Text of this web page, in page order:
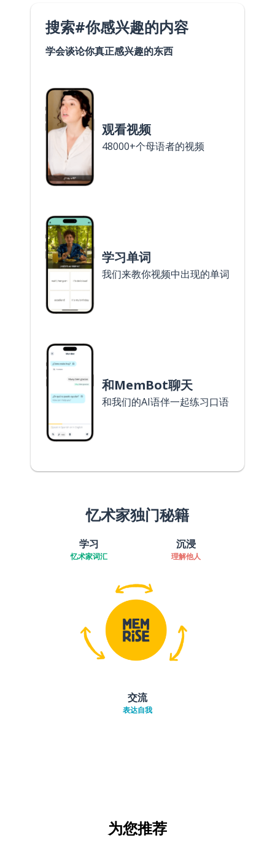
搜索#你感兴趣的内容
学会谈论你真正感兴趣的东西
观看视频
48000+个母语者的视频
学习单词
我们来教你视频中出现的单词
和MemBot聊天
和我们的AI语伴一起练习口语
忆术家独门秘籍
学习
忆术家词汇
沉浸
理解他人
交流
表达自我
为您推荐